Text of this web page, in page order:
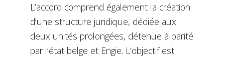
L’accord comprend également la création
d’une structure juridique, dédiée aux
deux unités prolongées, détenue à parité
par l’état belge et Engie. L’objectif est